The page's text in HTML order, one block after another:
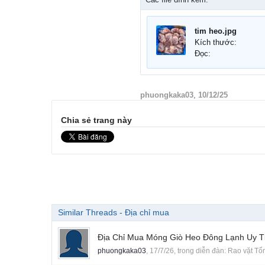
tim heo.jpg
Kích thước:
Đọc:
phuongkaka03, 10/12/25
Chia sẻ trang này
Similar Threads - Địa chỉ mua
Địa Chỉ Mua Móng Giò Heo Đông Lạnh Uy
phuongkaka03, 17/7/26, trong diễn đàn: Rao vặt